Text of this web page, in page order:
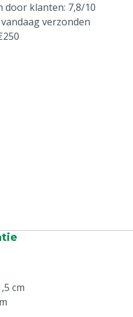
door klanten: 7,8/10
verzonden
cm